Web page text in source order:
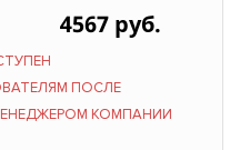
4567 руб.
ПОСЛЕ
КОМПАНИИ